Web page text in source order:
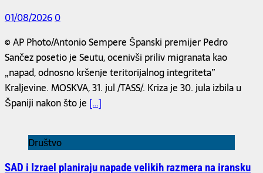
01/08/20260
© AP Photo/Antonio Sempere Španski premijer Pedro
Sančez posetio je Seutu, ocenivši priliv migranata kao
„napad, odnosno kršenje teritorijalnog integriteta”
Kraljevine. MOSKVA, 31. jul /TASS/. Kriza je 30. jula izbila u
Španiji nakon što je […]
Društvo
SAD i Izrael planiraju napade velikih razmera na iransku